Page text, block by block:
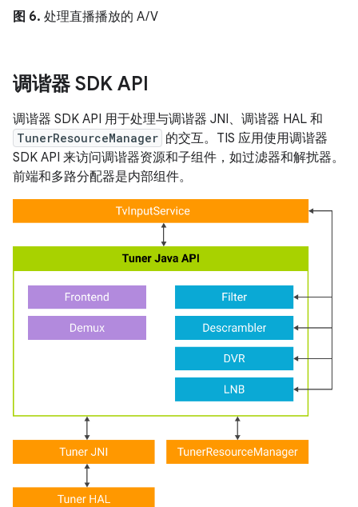
图 6. 处理直播播放的 A/V
调谐器 SDK API
调谐器 SDK API 用于处理与调谐器 JNI、调谐器 HAL 和
TunerResourceManager 的交互。TIS 应用使用调谐器
SDK API 来访问调谐器资源和子组件，如过滤器和解扰器。
前端和多路分配器是内部组件。